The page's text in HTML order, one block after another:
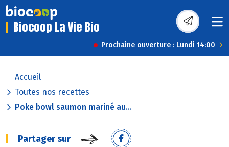
Biocoop La Vie Bio
Prochaine ouverture : Lundi 14:00
Accueil
Toutes nos recettes
Poke bowl saumon mariné au...
Partager sur